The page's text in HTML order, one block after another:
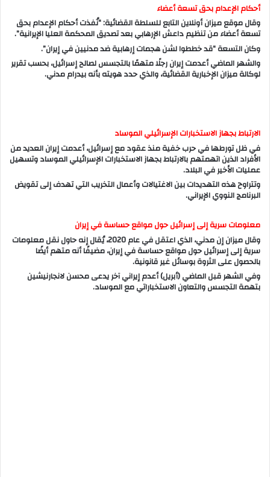
أحكام الإعدام بحق تسعة أعضاء
وقال موقع ميزان أونلاين التابع للسلطة القضائية: “نُفذت أحكام الإعدام بحق
تسعة أعضاء من تنظيم داعش الإرهابي بعد تصديق المحكمة العليا الإيرانية”.
وكان التسعة “قد خططوا لشن هجمات إرهابية ضد مدنيين في إيران”.
والشهر الماضي أعدمت إيران رجلًا متهمًا بالتجسس لصالح إسرائيل، بحسب تقرير
لوكالة ميزان الإخبارية القضائية، والذي حدد هويته بأنه بيدرام مدني.
الارتباط بجهاز الاستخبارات الإسرائيلي الموساد
في ظل تورطها في حرب خفية منذ عقود مع إسرائيل، أعدمت إيران العديد من
الأفراد الذين اتهمتهم بالارتباط بجهاز الاستخبارات الإسرائيلي الموساد وتسهيل
عمليات الأخير في البلاد.
وتتراوح هذه التهديدات بين الاغتيالات وأعمال التخريب التي تهدف إلى تقويض
البرنامج النووي الإيراني.
معلومات سرية إلى إسرائيل حول مواقع حساسة في إيران
وقال ميزان إن مدني، الذي اعتقل في عام 2020، يُقال إنه حاول نقل معلومات
سرية إلى إسرائيل حول مواقع حساسة في إيران، مضيفًا أنه متهم أيضًا
بالحصول على الثروة بوسائل غير قانونية.
وفي الشهر قبل الماضي (أبريل) أعدم إيراني آخر يدعى محسن لانجارنيشين
بتهمة التجسس والتعاون الاستخباراتي مع الموساد.